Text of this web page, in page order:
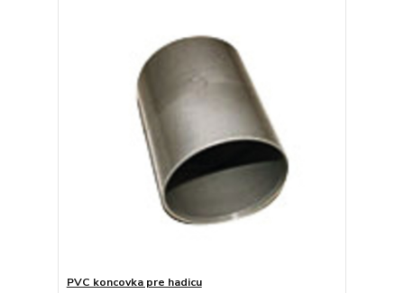
PVC koncovka pre hadicu